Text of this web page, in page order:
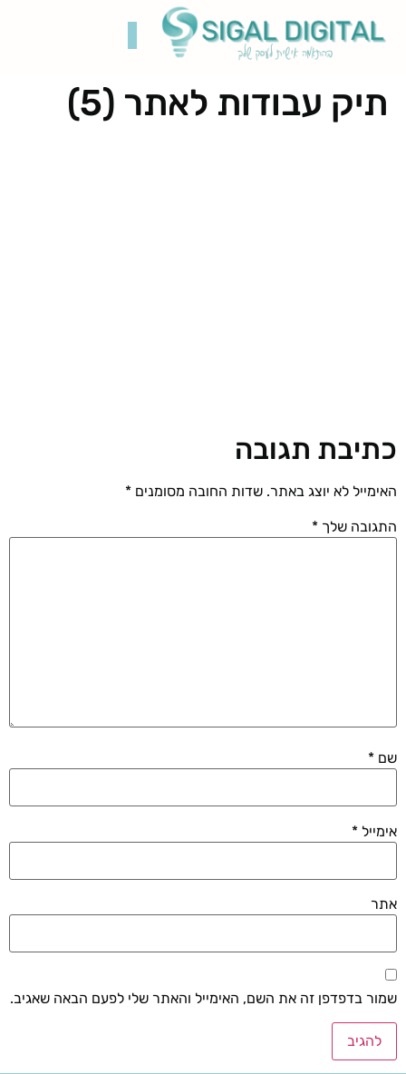
תיק עבודות לאתר (5)
כתיבת תגובה
האימייל לא יוצג באתר. שדות החובה מסומנים *
התגובה שלך *
שם *
אימייל *
אתר
שמור בדפדפן זה את השם, האימייל והאתר שלי לפעם הבאה שאגיב.